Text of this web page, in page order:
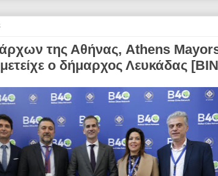
της Αθήνας, Athens
ο δήμαρχος Λευκάδας